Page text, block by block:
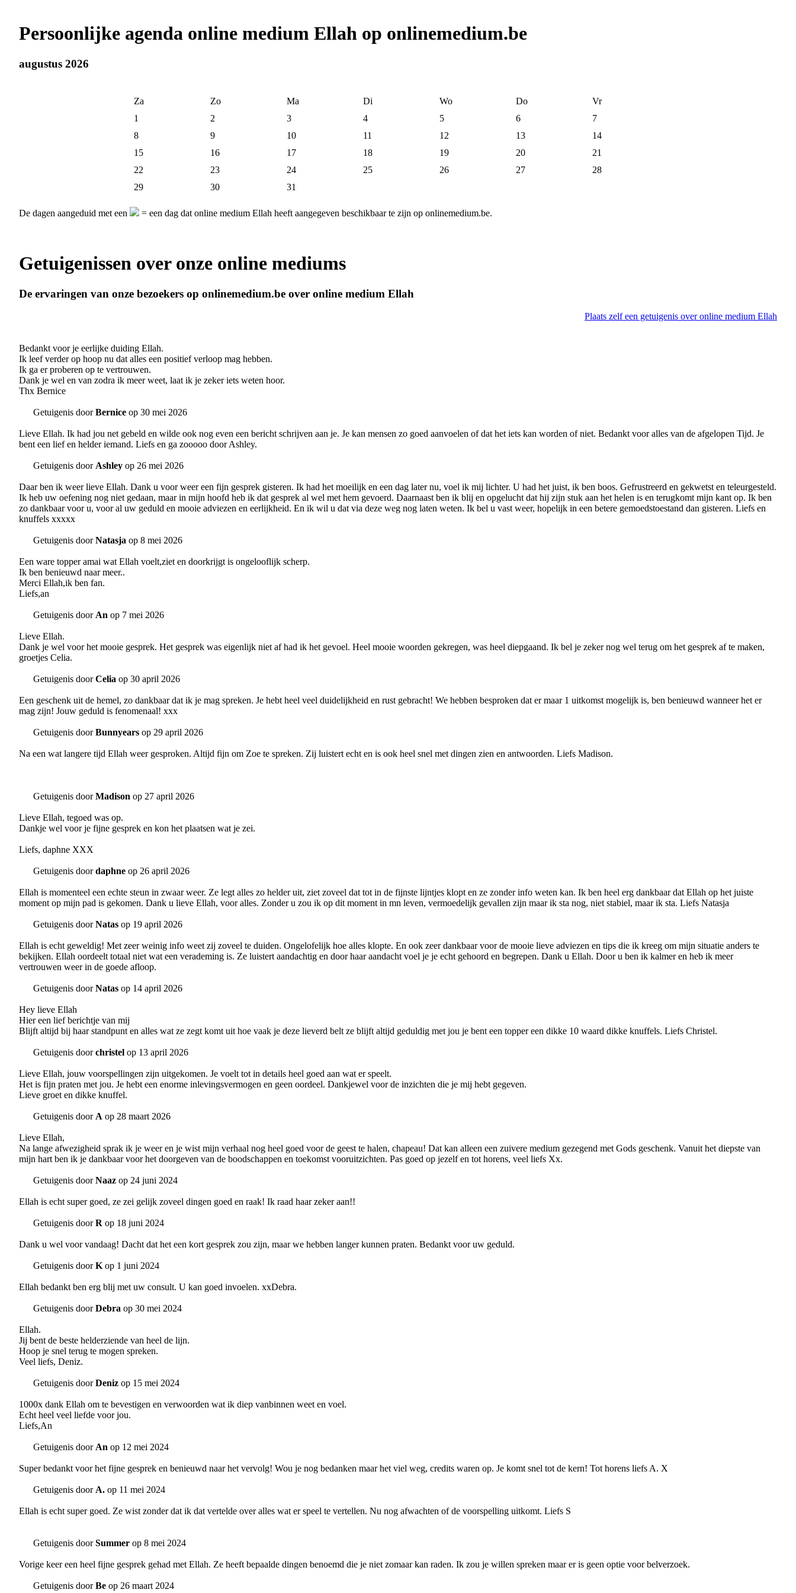
Persoonlijke agenda online medium Ellah op onlinemedium.be
augustus 2026
Za Zo Ma Di Wo Do
Vr
1
2 3 4 5 6
7
8
9 10 11 12 13
14
15
16 17 18 19 20
21
22
23 24 25 26 27
28
29
30 31
De dagen aangeduid met een = een dag dat online medium Ellah heeft aangegeven beschikbaar te zijn op onlinemedium.be.
Getuigenissen over onze online mediums
De ervaringen van onze bezoekers op onlinemedium.be over online medium Ellah
Plaats zelf een getuigenis over online medium Ellah
Bedankt voor je eerlijke duiding Ellah.
Ik leef verder op hoop nu dat alles een positief verloop mag hebben.
Ik ga er proberen op te vertrouwen.
Dank je wel en van zodra ik meer weet, laat ik je zeker iets weten hoor.
Thx Bernice
Getuigenis doorBernice op 30 mei 2026
Lieve Ellah. Ik had jou net gebeld en wilde ook nog even een bericht schrijven aan je. Je kan mensen zo goed aanvoelen of dat het iets kan worden of niet. Bedankt voor alles van de afgelopen Tijd. Je
bent een lief en helder iemand. Liefs en ga zooooo door Ashley.
Getuigenis door Ashley op 26 mei 2026
Daar ben ik weer lieve Ellah. Dank u voor weer een fijn gesprek gisteren. Ik had het moeilijk en een dag later nu, voel ik mij lichter. U had het juist, ik ben boos. Gefrustreerd en gekwetst en teleurgesteld.
Ik heb uw oefening nog niet gedaan, maar in mijn hoofd heb ik dat gesprek al wel met hem gevoerd. Daarnaast ben ik blij en opgelucht dat hij zijn stuk aan het helen is en terugkomt mijn kant op. Ik ben
zo dankbaar voor u, voor al uw geduld en mooie adviezen en eerlijkheid. En ik wil u dat via deze weg nog laten weten. Ik bel u vast weer, hopelijk in een betere gemoedstoestand dan gisteren. Liefs en
knuffels xxxxx
Getuigenis doorNatasja op 8 mei 2026
Een ware topper amai wat Ellah voelt,ziet en doorkrijgt is ongelooflijk scherp.
Ik ben benieuwd naar meer..
Merci Ellah,ik ben fan.
Liefs,an
Getuigenis door An op 7 mei 2026
Lieve Ellah.
Dank je wel voor het mooie gesprek. Het gesprek was eigenlijk niet af had ik het gevoel. Heel mooie woorden gekregen, was heel diepgaand. Ik bel je zeker nog wel terug om het gesprek af te maken,
groetjes Celia.
Getuigenis doorCelia op 30 april 2026
Een geschenk uit de hemel, zo dankbaar dat ik je mag spreken. Je hebt heel veel duidelijkheid en rust gebracht! We hebben besproken dat er maar 1 uitkomst mogelijk is, ben benieuwd wanneer het er
mag zijn! Jouw geduld is fenomenaal! xxx
Getuigenis doorBunnyears op 29 april 2026
Na een wat langere tijd Ellah weer gesproken. Altijd fijn om Zoe te spreken. Zij luistert echt en is ook heel snel met dingen zien en antwoorden. Liefs Madison.
Getuigenis doorMadison op 27 april 2026
Lieve Ellah, tegoed was op.
Dankje wel voor je fijne gesprek en kon het plaatsen wat je zei.
Liefs, daphne XXX
Getuigenis doordaphne op 26 april 2026
Ellah is momenteel een echte steun in zwaar weer. Ze legt alles zo helder uit, ziet zoveel dat tot in de fijnste lijntjes klopt en ze zonder info weten kan. Ik ben heel erg dankbaar dat Ellah op het juiste
moment op mijn pad is gekomen. Dank u lieve Ellah, voor alles. Zonder u zou ik op dit moment in mn leven, vermoedelijk gevallen zijn maar ik sta nog, niet stabiel, maar ik sta. Liefs Natasja
Getuigenis doorNatas op 19 april 2026
Ellah is echt geweldig! Met zeer weinig info weet zij zoveel te duiden. Ongelofelijk hoe alles klopte. En ook zeer dankbaar voor de mooie lieve adviezen en tips die ik kreeg om mijn situatie anders te
bekijken. Ellah oordeelt totaal niet wat een verademing is. Ze luistert aandachtig en door haar aandacht voel je je echt gehoord en begrepen. Dank u Ellah. Door u ben ik kalmer en heb ik meer
vertrouwen weer in de goede afloop.
Getuigenis doorNatas op 14 april 2026
Hey lieve Ellah
Hier een lief berichtje van mij
Blijft altijd bij haar standpunt en alles wat ze zegt komt uit hoe vaak je deze lieverd belt ze blijft altijd geduldig met jou je bent een topper een dikke 10 waard dikke knuffels. Liefs Christel.
Getuigenis doorchristel op 13 april 2026
Lieve Ellah, jouw voorspellingen zijn uitgekomen. Je voelt tot in details heel goed aan wat er speelt.
Het is fijn praten met jou. Je hebt een enorme inlevingsvermogen en geen oordeel. Dankjewel voor de inzichten die je mij hebt gegeven.
Lieve groet en dikke knuffel.
Getuigenis door A op 28 maart 2026
Lieve Ellah,
Na lange afwezigheid sprak ik je weer en je wist mijn verhaal nog heel goed voor de geest te halen, chapeau! Dat kan alleen een zuivere medium gezegend met Gods geschenk. Vanuit het diepste van
mijn hart ben ik je dankbaar voor het doorgeven van de boodschappen en toekomst vooruitzichten. Pas goed op jezelf en tot horens, veel liefs Xx.
Getuigenis doorNaaz op 24 juni 2024
Ellah is echt super goed, ze zei gelijk zoveel dingen goed en raak! Ik raad haar zeker aan!!
Getuigenis doorR op 18 juni 2024
Dank u wel voor vandaag! Dacht dat het een kort gesprek zou zijn, maar we hebben langer kunnen praten. Bedankt voor uw geduld.
Getuigenis doorK op 1 juni 2024
Ellah bedankt ben erg blij met uw consult. U kan goed invoelen. xxDebra.
Getuigenis doorDebra op 30 mei 2024
Ellah.
Jij bent de beste helderziende van heel de lijn.
Hoop je snel terug te mogen spreken.
Veel liefs, Deniz.
Getuigenis doorDeniz op 15 mei 2024
1000x dank Ellah om te bevestigen en verwoorden wat ik diep vanbinnen weet en voel.
Echt heel veel liefde voor jou.
Liefs,An
Getuigenis door An op 12 mei 2024
Super bedankt voor het fijne gesprek en benieuwd naar het vervolg! Wou je nog bedanken maar het viel weg, credits waren op. Je komt snel tot de kern! Tot horens liefs A. X
Getuigenis door A. op 11 mei 2024
Ellah is echt super goed. Ze wist zonder dat ik dat vertelde over alles wat er speel te vertellen. Nu nog afwachten of de voorspelling uitkomt. Liefs S
Getuigenis doorSummer op 8 mei 2024
Vorige keer een heel fijne gesprek gehad met Ellah. Ze heeft bepaalde dingen benoemd die je niet zomaar kan raden. Ik zou je willen spreken maar er is geen optie voor belverzoek.
Getuigenis doorBe op 26 maart 2024